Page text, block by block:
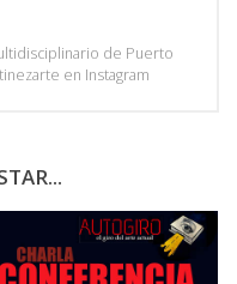
de Puerto
en Instagram